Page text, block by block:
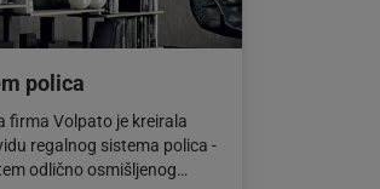
polica
firma Volpato je kreirala
regalnog sistema polica -
odlično osmišljenog…